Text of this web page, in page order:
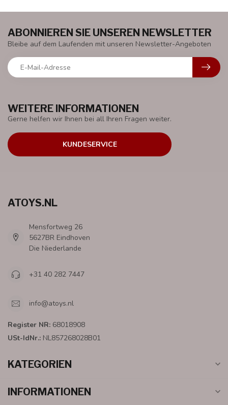
WEITERE INFORMATIONEN
Gerne helfen wir Ihnen bei all Ihren Fragen weiter.
KUNDESERVICE
ABONNIEREN SIE UNSEREN NEWSLETTER
Bleibe auf dem Laufenden mit unseren Newsletter-Angeboten
ATOYS.NL
Mensfortweg 26
5627BR Eindhoven
Die Niederlande
+31 40 282 7447
info@atoys.nl
Register NR: 68018908
USt-IdNr.: NL857268028B01
KATEGORIEN
INFORMATIONEN